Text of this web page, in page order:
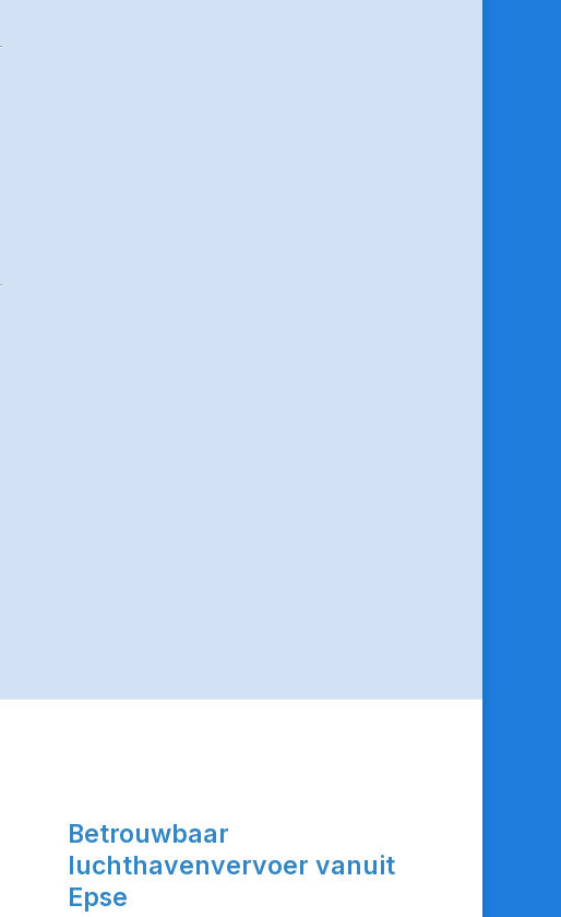
Betrouwbaar
luchthavenvervoer vanuit
Epse